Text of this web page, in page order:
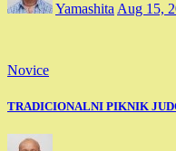
Yamashita Aug 15,
Novice
TRADICIONALNI PIKNIK